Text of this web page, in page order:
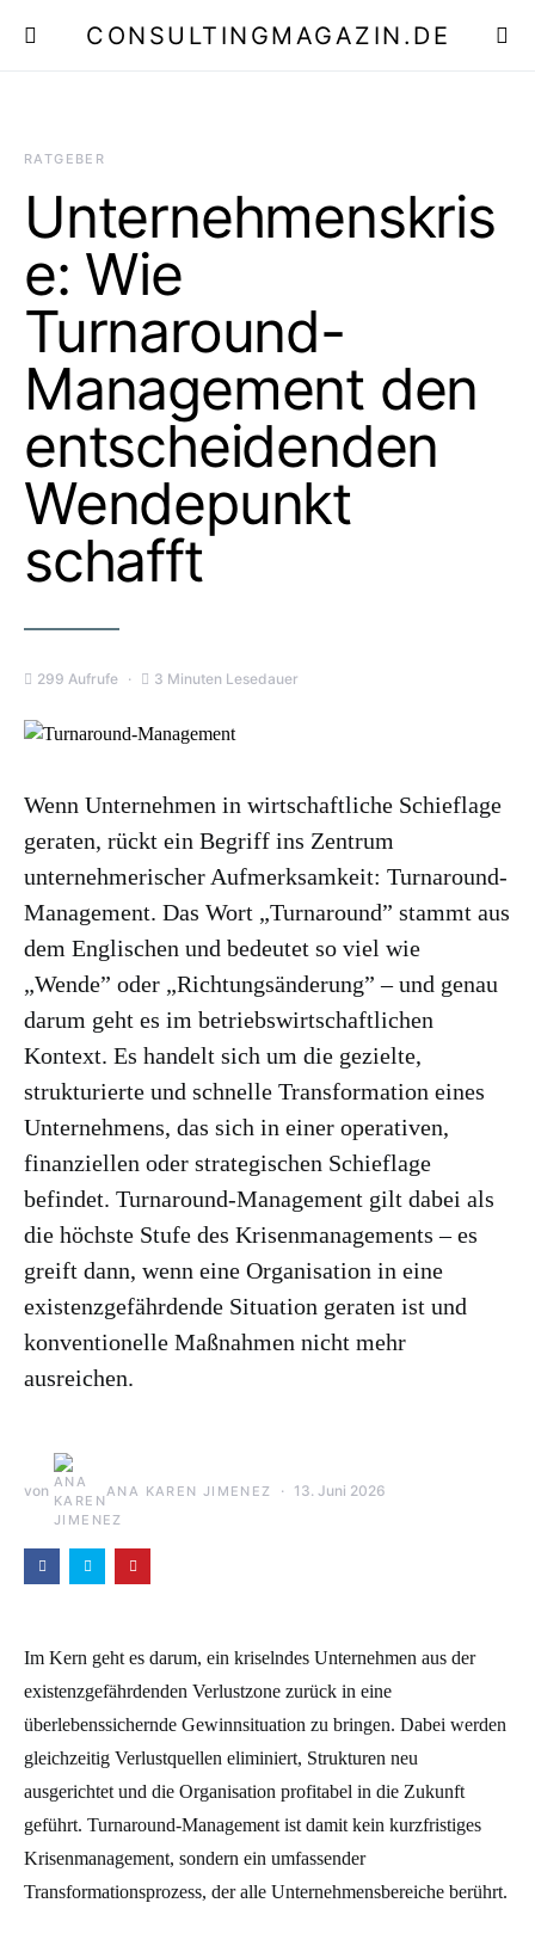
CONSULTINGMAGAZIN.DE
RATGEBER
Unternehmenskris
e: Wie
Turnaround-
Management den
entscheidenden
Wendepunkt
schafft
299 Aufrufe 3 Minuten Lesedauer
Wenn Unternehmen in wirtschaftliche Schieflage
geraten, rückt ein Begriff ins Zentrum
unternehmerischer Aufmerksamkeit: Turnaround-
Management. Das Wort „Turnaround” stammt aus
dem Englischen und bedeutet so viel wie
„Wende” oder „Richtungsänderung” – und genau
darum geht es im betriebswirtschaftlichen
Kontext. Es handelt sich um die gezielte,
strukturierte und schnelle Transformation eines
Unternehmens, das sich in einer operativen,
finanziellen oder strategischen Schieflage
befindet. Turnaround-Management gilt dabei als
die höchste Stufe des Krisenmanagements – es
greift dann, wenn eine Organisation in eine
existenzgefährdende Situation geraten ist und
konventionelle Maßnahmen nicht mehr
ausreichen.
von ANA KAREN JIMENEZ 13. Juni 2026
Im Kern geht es darum, ein kriselndes Unternehmen aus der
existenzgefährdenden Verlustzone zurück in eine
überlebenssichernde Gewinnsituation zu bringen. Dabei werden
gleichzeitig Verlustquellen eliminiert, Strukturen neu
ausgerichtet und die Organisation profitabel in die Zukunft
geführt. Turnaround-Management ist damit kein kurzfristiges
Krisenmanagement, sondern ein umfassender
Transformationsprozess, der alle Unternehmensbereiche berührt.